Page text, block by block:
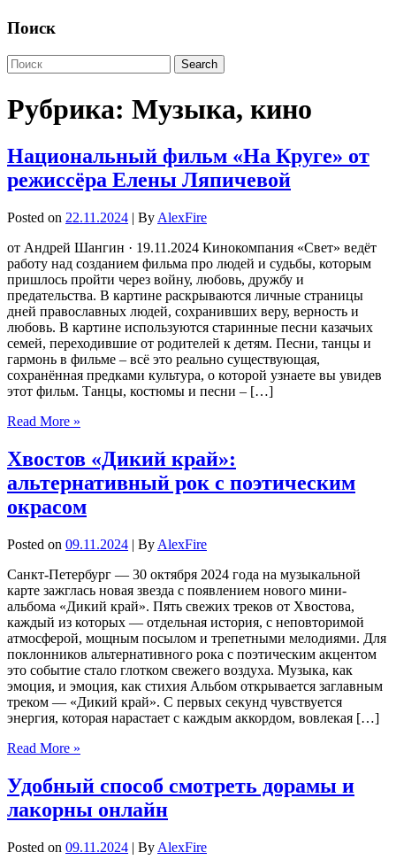
Поиск
Рубрика: Музыка, кино
Национальный фильм «На Круге» от
режиссёра Елены Ляпичевой
Posted on 22.11.2024 | By AlexFire
от Андрей Шангин · 19.11.2024 Кинокомпания «Свет» ведёт
работу над созданием фильма про людей и судьбы, которым
пришлось пройти через войну, любовь, дружбу и
предательства. В картине раскрываются личные страницы
дней православных людей, сохранивших веру, верность и
любовь. В картине используются старинные песни казачьих
семей, переходившие от родителей к детям. Песни, танцы и
гармонь в фильме – всё это реально существующая,
сохранённая предками культура, о которой узнаете вы увидев
этот фильм. Танцы, костюмы и песни – […]
Read More »
Хвостов «Дикий край»:
альтернативный рок с поэтическим
окрасом
Posted on 09.11.2024 | By AlexFire
Санкт-Петербург — 30 октября 2024 года на музыкальной
карте зажглась новая звезда с появлением нового мини-
альбома «Дикий край». Пять свежих треков от Хвостова,
каждый из которых — отдельная история, с неповторимой
атмосферой, мощным посылом и трепетными мелодиями. Для
поклонников альтернативного рока с поэтическим акцентом
это событие стало глотком свежего воздуха. Музыка, как
эмоция, и эмоция, как стихия Альбом открывается заглавным
треком — «Дикий край». С первых секунд чувствуется
энергия, которая нарастает с каждым аккордом, вовлекая […]
Read More »
Удобный способ смотреть дорамы и
лакорны онлайн
Posted on 09.11.2024 | By AlexFire